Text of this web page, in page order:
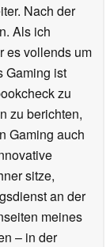
Nach der
Als ich
es vollends um
Gaming ist
zu
zu berichten,
Gaming auch
sitze,
an der
meines
– in der